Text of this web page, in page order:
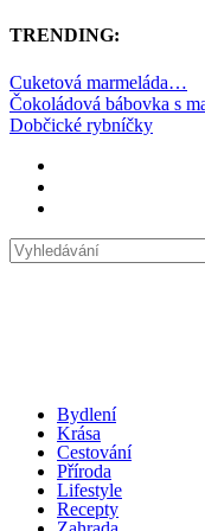
TRENDING:
Cuketová marmeláda…
Čokoládová bábovka s
Dobčické rybníčky
Bydlení
Krása
Cestování
Příroda
Lifestyle
Recepty